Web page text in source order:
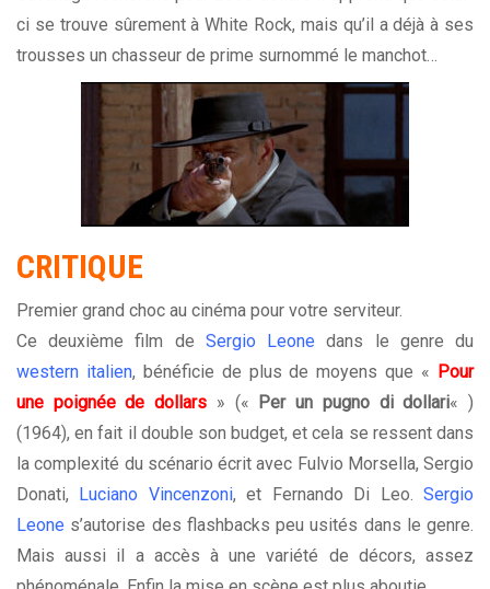
ci se trouve sûrement à White Rock, mais qu’il a déjà à ses
trousses un chasseur de prime surnommé le manchot…
CRITIQUE
Premier grand choc au cinéma pour votre serviteur.
Ce deuxième film de Sergio Leone dans le genre du
western italien, bénéficie de plus de moyens que « Pour
une poignée de dollars » (« Per un pugno di dollari« )
(1964), en fait il double son budget, et cela se ressent dans
la complexité du scénario écrit avec Fulvio Morsella, Sergio
Donati,
Luciano Vincenzoni, et Fernando Di Leo.Sergio
Leone s’autorise des flashbacks peu usités dans le genre.
Mais aussi il a accès à une variété de décors, assez